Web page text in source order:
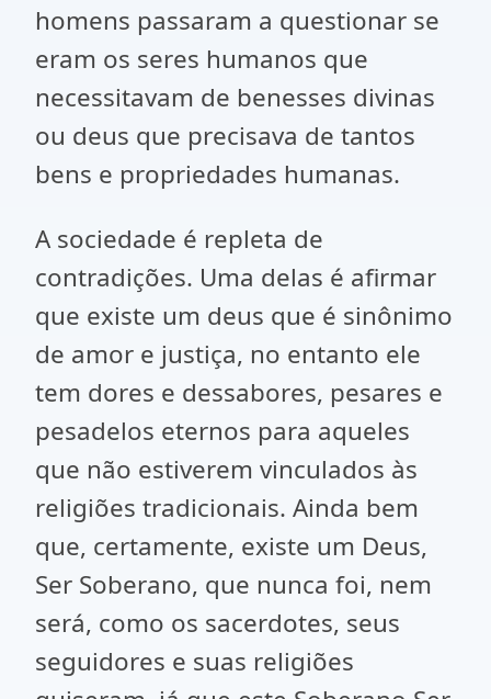
homens passaram a questionar se
eram os seres humanos que
necessitavam de benesses divinas
ou deus que precisava de tantos
bens e propriedades humanas.
A sociedade é repleta de
contradições. Uma delas é afirmar
que existe um deus que é sinônimo
de amor e justiça, no entanto ele
tem dores e dessabores, pesares e
pesadelos eternos para aqueles
que não estiverem vinculados às
religiões tradicionais. Ainda bem
que, certamente, existe um Deus,
Ser Soberano, que nunca foi, nem
será, como os sacerdotes, seus
seguidores e suas religiões